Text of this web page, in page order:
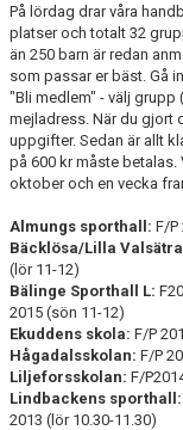
På lördag drar våra
platser och totalt 32
än 250 barn är redan
som passar er bäst. Gå
"Bli medlem" - välj grupp
mejladress. När du gjort
uppgifter. Sedan är allt
på 600 kr måste
oktober och en vecka
Almungs sporthall: F/P
Bäcklösa/Lilla
(lör 11-12)
Bälinge Sporthall L:
2015 (sön 11-12)
Ekuddens skola: F/P
Hågadalsskolan: F/P
Liljeforsskolan: F/
Lindbackens sporthall:
2013 (lör 10.30-11.30)